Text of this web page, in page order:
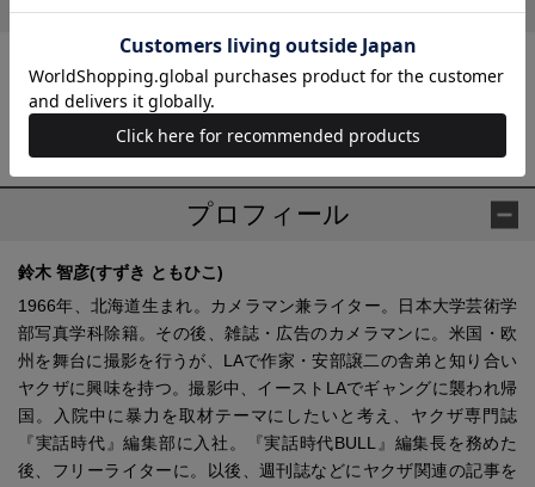
平成日本タブー大全2017 都議会抗争と山口組と百田尚樹の聖域
平成日本タブー大全2018 分裂山口組と安倍政権とジャニーズ事
プロフィール
鈴木 智彦(すずき ともひこ)
1966年、北海道生まれ。カメラマン兼ライター。日本大学芸術学
部写真学科除籍。その後、雑誌・広告のカメラマンに。米国・欧
州を舞台に撮影を行うが、LAで作家・安部譲二の舎弟と知り合い
ヤクザに興味を持つ。撮影中、イーストLAでギャングに襲われ帰
国。入院中に暴力を取材テーマにしたいと考え、ヤクザ専門誌
『実話時代』編集部に入社。『実話時代BULL』編集長を務めた
後、フリーライターに。以後、週刊誌などにヤクザ関連の記事を